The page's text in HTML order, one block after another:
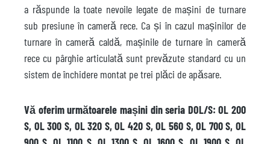
a răspunde la toate nevoile legate de mașini de turnare
sub presiune în cameră rece. Ca și în cazul mașinilor de
turnare în cameră caldă, mașinile de turnare în cameră
rece cu pârghie articulată sunt prevăzute standard cu un
sistem de închidere montat pe trei plăci de apăsare.
Vă oferim următoarele mașini din seria DOL/S: OL 200
S, OL 300 S, OL 320 S, OL 420 S, OL 560 S, OL 700 S, OL